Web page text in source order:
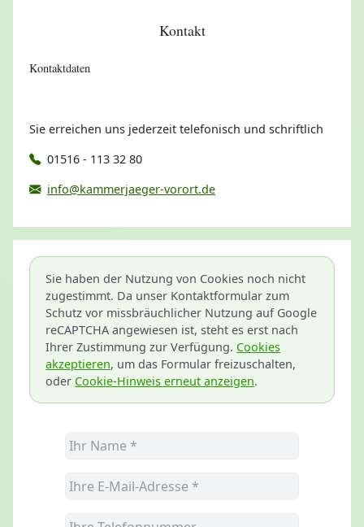
Kontakt
Kontaktdaten
Sie erreichen uns jederzeit telefonisch und schriftlich
01516 - 113 32 80
info@kammerjaeger-vorort.de
Sie haben der Nutzung von Cookies noch nicht
zugestimmt. Da unser Kontaktformular zum
Schutz vor missbräuchlicher Nutzung auf Google
reCAPTCHA angewiesen ist, steht es erst nach
Ihrer Zustimmung zur Verfügung. Cookies
akzeptieren, um das Formular freizuschalten,
oder Cookie-Hinweis erneut anzeigen.